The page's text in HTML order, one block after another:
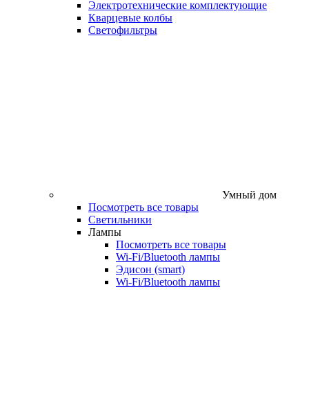
Электротехнические комплектующие
Кварцевые колбы
Светофильтры
Умный дом
Посмотреть все товары
Светильники
Лампы
Посмотреть все товары
Wi‑Fi/Bluetooth лампы
Эдисон (smart)
Wi-Fi/Bluetooth лампы